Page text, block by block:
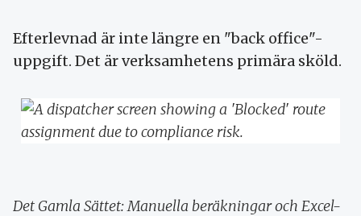
Efterlevnad är inte längre en "back office"-
uppgift. Det är verksamhetens primära sköld.
Det Gamla Sättet: Manuella beräkningar och Excel-